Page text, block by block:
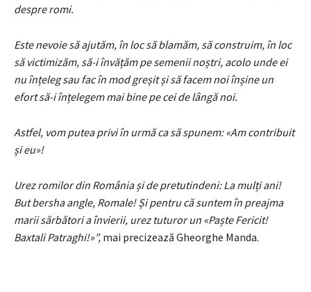
despre romi.
Este nevoie să ajutăm, în loc să blamăm, să construim, în loc
să victimizăm, să-i învățăm pe semenii noștri, acolo unde ei
nu înțeleg sau fac în mod greșit și să facem noi înșine un
efort să-i înțelegem mai bine pe cei de lângă noi.
Astfel, vom putea privi în urmă ca să spunem: «Am contribuit
și eu»!
Urez romilor din România și de pretutindeni: La mulți ani!
But bersha angle, Romale! Și pentru că suntem în preajma
marii sărbători a învierii, urez tuturor un «Paște Fericit!
Baxtali Patraghi!»”, mai precizează Gheorghe Manda.